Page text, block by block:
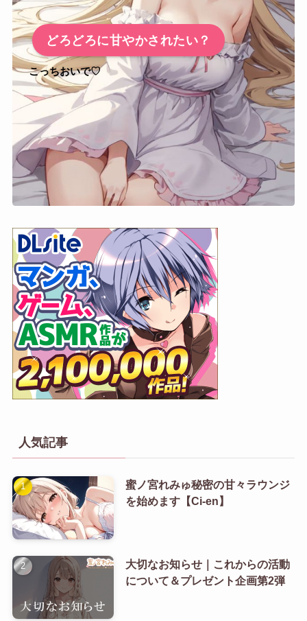
どろどろに甘やかされたい？
こっちおいで♡
人気記事
蜜ノ宮れみゅ秘密の甘々ラウンジ
を始めます【Ci-en】
大切なお知らせ｜これからの活動
について＆プレゼント企画第2弾